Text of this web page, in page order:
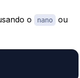
o nano
ou